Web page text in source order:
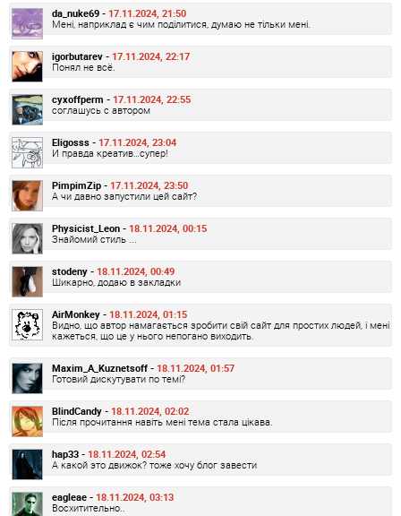
da_nuke69 - 17.11.2024, 21:50
Мені, наприклад є чим поділитися, думаю не тільки мені.
igorbutarev - 17.11.2024, 22:17
Понял не всё.
cyxoffperm - 17.11.2024, 22:55
соглашусь с автором
Eligosss - 17.11.2024, 23:04
И правда креатив…супер!
PimpimZip - 17.11.2024, 23:50
А чи давно запустили цей сайт?
Physicist_Leon - 18.11.2024, 00:15
Знайомий стиль ...
stodeny - 18.11.2024, 00:49
Шикарно, додаю в закладки
AirMonkey - 18.11.2024, 01:15
Видно, що автор намагається зробити свій сайт для простих людей, і мені
кажеться, що це у нього непогано виходить.
Maxim_A_Kuznetsoff - 18.11.2024, 01:57
Готовий дискутувати по темі?
BlindCandy - 18.11.2024, 02:02
Після прочитання навіть мені тема стала цікава.
hap33 - 18.11.2024, 02:54
А какой это движок? тоже хочу блог завести
eagleae - 18.11.2024, 03:13
Восхитительно..